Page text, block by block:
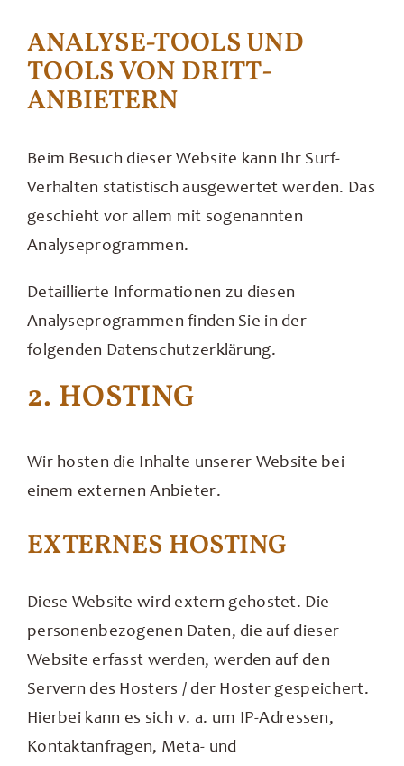
ANALYSE-TOOLS UND
TOOLS VON DRITT­
ANBIETERN
Beim Besuch dieser Website kann Ihr Surf-
Verhalten statistisch ausgewertet werden. Das
geschieht vor allem mit sogenannten
Analyseprogrammen.
Detaillierte Informationen zu diesen
Analyseprogrammen finden Sie in der
folgenden Datenschutzerklärung.
2. HOSTING
Wir hosten die Inhalte unserer Website bei
einem externen Anbieter.
EXTERNES HOSTING
Diese Website wird extern gehostet. Die
personenbezogenen Daten, die auf dieser
Website erfasst werden, werden auf den
Servern des Hosters / der Hoster gespeichert.
Hierbei kann es sich v. a. um IP-Adressen,
Kontaktanfragen, Meta- und